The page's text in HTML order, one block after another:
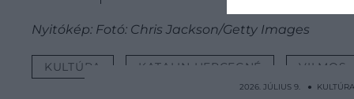
Nyitókép: Fotó: Chris Jackson/Getty Images
KULTÚRA KATALIN HERCEGNÉ VILMOS
2026. JÚLIUS 9. ● KULTÚRA